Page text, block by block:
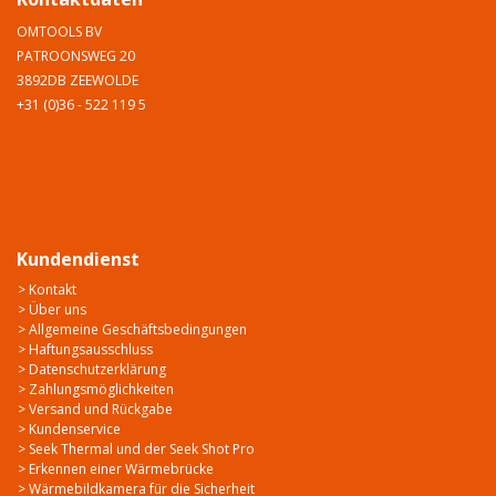
OMTOOLS BV
PATROONSWEG 20
3892DB ZEEWOLDE
+31 (0)36 - 522 119 5
Kundendienst
> Kontakt
> Über uns
> Allgemeine Geschäftsbedingungen
> Haftungsausschluss
> Datenschutzerklärung
> Zahlungsmöglichkeiten
> Versand und Rückgabe
> Kundenservice
> Seek Thermal und der Seek Shot Pro
> Erkennen einer Wärmebrücke
> Wärmebildkamera für die Sicherheit